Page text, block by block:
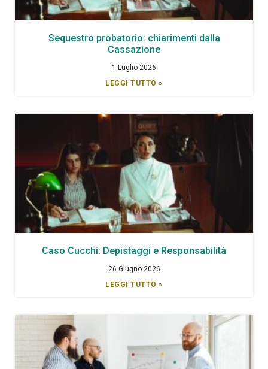
Sequestro probatorio: chiarimenti dalla
Cassazione
1 Luglio 2026
LEGGI TUTTO »
Caso Cucchi: Depistaggi e Responsabilità
26 Giugno 2026
LEGGI TUTTO »